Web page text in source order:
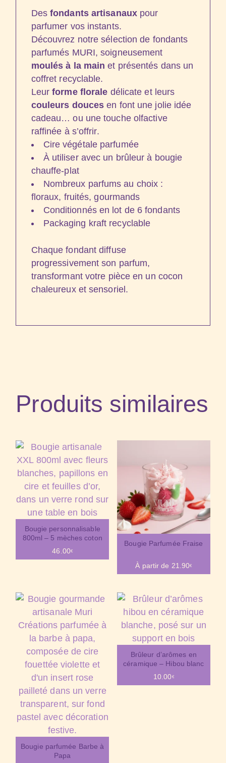
Desfondants artisanauxpour
parfumer vos instants.
Découvrez notre sélection de fondants
parfumés MURI, soigneusement
moulés à la main et présentés dans un
coffret recyclable.
Leurforme florale délicate et leurs
couleurs douces en font une jolie idée
cadeau… ou une touche olfactive
raffinée à s’offrir.
Cire végétale parfumée
À utiliser avec un brûleur à bougie
chauffe-plat
Nombreux parfums au choix :
floraux, fruités, gourmands
Conditionnés en lot de 6 fondants
Packaging kraft recyclable
Chaque fondant diffuse
progressivement son parfum,
transformant votre pièce en un cocon
chaleureux et sensoriel.
Produits similaires
Bougie personnalisable
800ml – 5 mèches coton
46.00€
Bougie Parfumée Fraise
À partir de 21.90€
Bougie parfumée Barbe à
Papa
Brûleur d’arômes en
céramique – Hibou blanc
10.00€